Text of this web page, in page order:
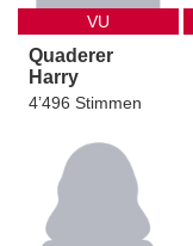
VU
Quaderer
Harry
4’496 Stimmen